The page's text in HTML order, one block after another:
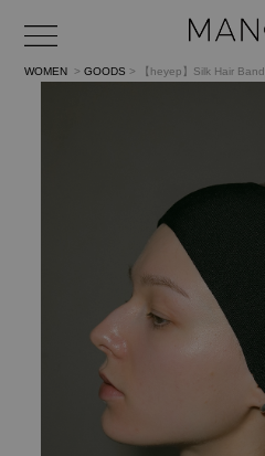
WOMEN >GOODS > 【heyep】Silk Hair Band